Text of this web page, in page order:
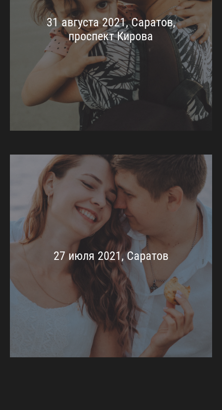
31 августа 2021, Саратов,
проспект Кирова
27 июля 2021, Саратов